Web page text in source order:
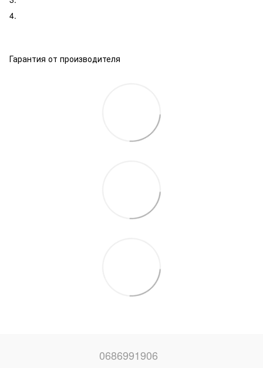
4.
Гарантия от производителя
0686991906